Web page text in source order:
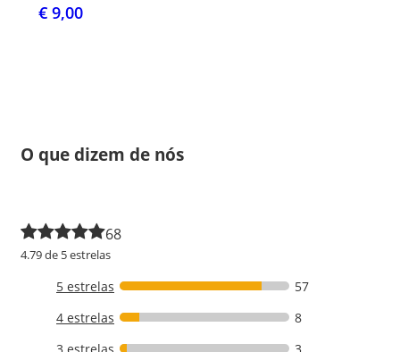
€ 9,00
O que dizem de nós
68
4.79 de 5 estrelas
5 estrelas
57
4 estrelas
8
3 estrelas
3